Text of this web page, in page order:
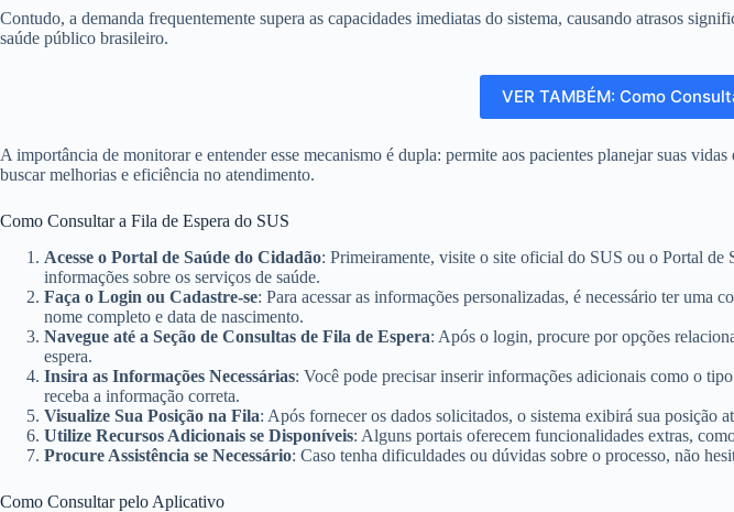
Contudo, a demanda frequentemente supera as capacidades imediatas do sistema, causando atrasos
saúde público brasileiro.
VER TAMBÉM: Como
A importância de monitorar e entender esse mecanismo é dupla: permite aos pacientes planejar suas
buscar melhorias e eficiência no atendimento.
Como Consultar a Fila de Espera do SUS
Acesse o Portal de Saúde do Cidadão: Primeiramente, visite o site oficial do SUS ou o Portal de
informações sobre os serviços de saúde.
Faça o Login ou Cadastre-se: Para acessar as informações personalizadas, é necessário ter uma
nome completo e data de nascimento.
Navegue até a Seção de Consultas de Fila de Espera: Após o login, procure por opções
espera.
Insira as Informações Necessárias: Você pode precisar inserir informações adicionais como o
receba a informação correta.
Visualize Sua Posição na Fila: Após fornecer os dados solicitados, o sistema exibirá sua posição
Utilize Recursos Adicionais se Disponíveis: Alguns portais oferecem funcionalidades extras,
Procure Assistência se Necessário: Caso tenha dificuldades ou dúvidas sobre o processo, não
Como Consultar pelo Aplicativo